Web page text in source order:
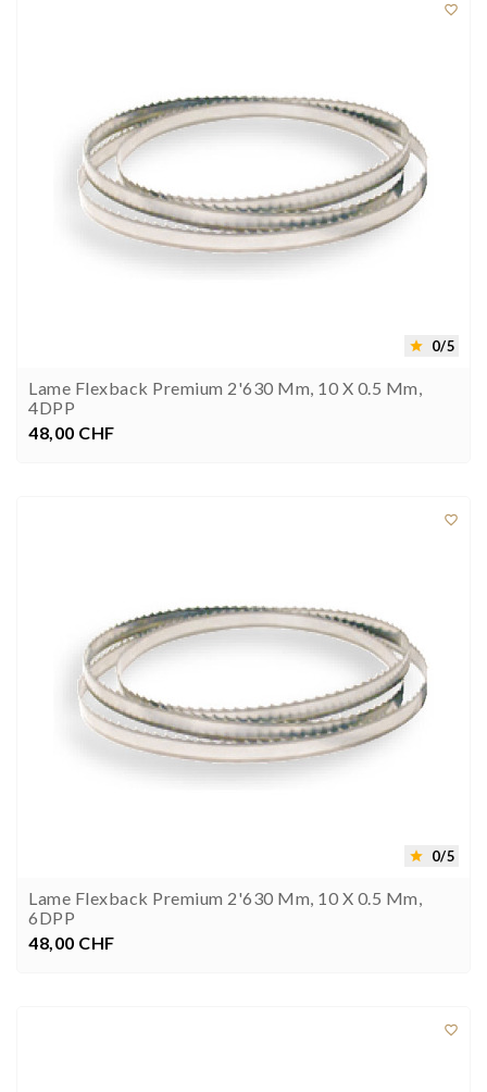

 0/5
Lame Flexback Premium 2'630 Mm, 10 X 0.5 Mm,
4DPP
Prezzo
48,00 CHF

 0/5
Lame Flexback Premium 2'630 Mm, 10 X 0.5 Mm,
6DPP
Prezzo
48,00 CHF
